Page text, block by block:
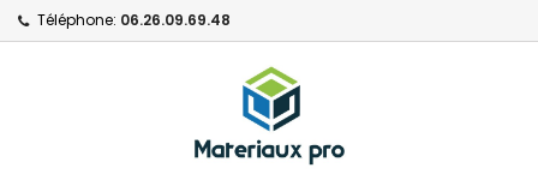
Téléphone: 06.26.09.69.48